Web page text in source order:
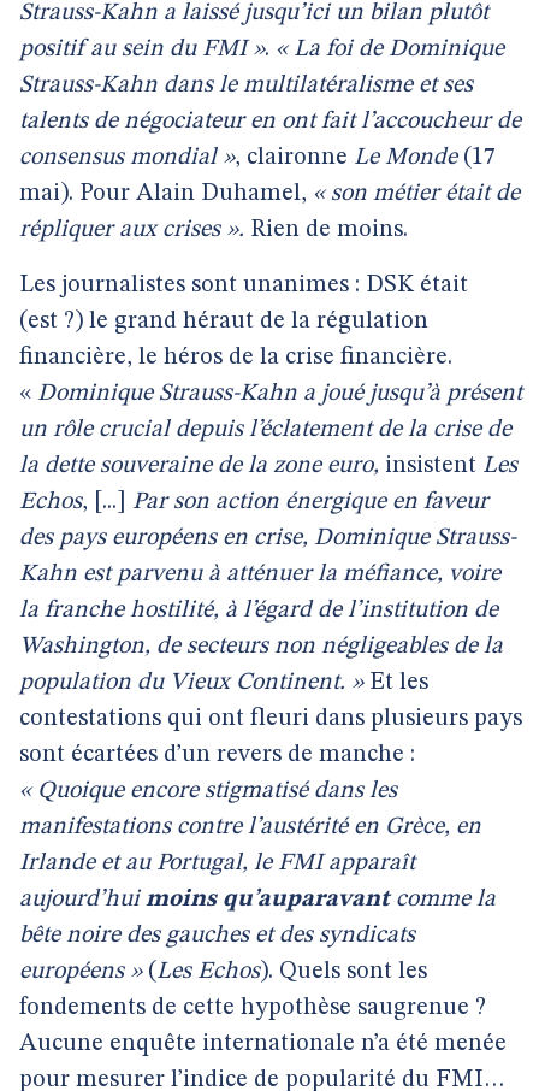
Strauss-Kahn a laissé jusqu’ici un bilan plutôt
positif au sein du FMI ». « La foi de Dominique
Strauss-Kahn dans le multilatéralisme et ses
talents de négociateur en ont fait l’accoucheur de
consensus mondial », claironne Le Monde(17
mai). Pour Alain Duhamel, « son métier était de
répliquer aux crises ». Rien de moins.
Les journalistes sont unanimes : DSK était
(est ?) le grand héraut de la régulation
financière, le héros de la crise financière.
« Dominique Strauss-Kahn a joué jusqu’à présent
un rôle crucial depuis l’éclatement de la crise de
la dette souveraine de la zone euro, insistent Les
Echos, [...] Par son action énergique en faveur
des pays européens en crise, Dominique Strauss-
Kahn est parvenu à atténuer la méfiance, voire
la franche hostilité, à l’égard de l’institution de
Washington, de secteurs non négligeables de la
population du Vieux Continent. »Et les
contestations qui ont fleuri dans plusieurs pays
sont écartées d’un revers de manche :
« Quoique encore stigmatisé dans les
manifestations contre l’austérité en Grèce, en
Irlande et au Portugal, le FMI apparaît
aujourd’hui moins qu’auparavantcomme la
bête noire des gauches et des syndicats
européens »(Les Echos). Quels sont les
fondements de cette hypothèse saugrenue ?
Aucune enquête internationale n’a été menée
pour mesurer l’indice de popularité du FMI…